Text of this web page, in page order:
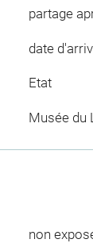
partage
date
Etat
Musée du
non